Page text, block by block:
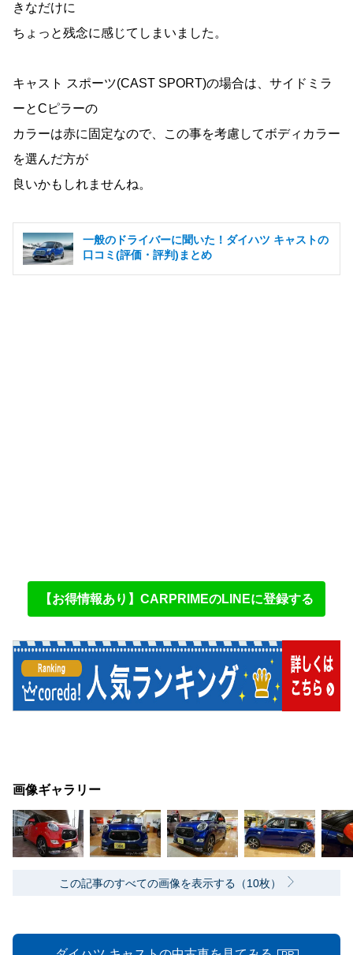
きなだけに
ちょっと残念に感じてしまいました。
キャスト スポーツ(CAST SPORT)の場合は、サイドミラ
ーとCピラーの
カラーは赤に固定なので、この事を考慮してボディカラー
を選んだ方が
良いかもしれませんね。
一般のドライバーに聞いた！ダイハツ キャストの
口コミ(評価・評判)まとめ
【お得情報あり】CARPRIMEのLINEに登録する
画像ギャラリー
この記事のすべての画像を表示する（10枚）